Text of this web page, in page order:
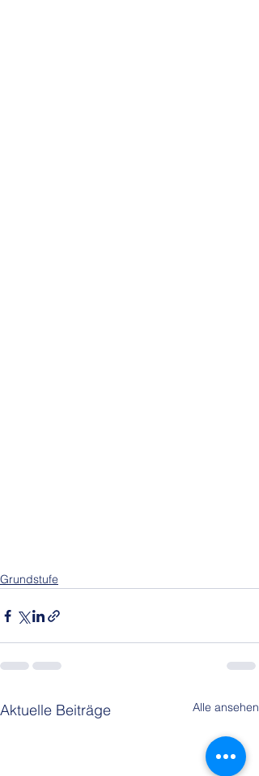
Grundstufe
Aktuelle Beiträge Alle ansehen